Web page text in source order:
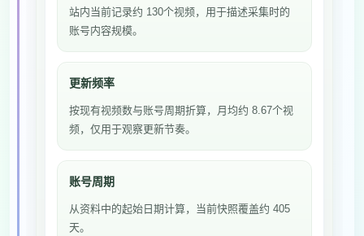
站内当前记录约 130个视频，用于描述采集时的
账号内容规模。
更新频率
按现有视频数与账号周期折算，月均约 8.67个视
频，仅用于观察更新节奏。
账号周期
从资料中的起始日期计算，当前快照覆盖约 405
天。